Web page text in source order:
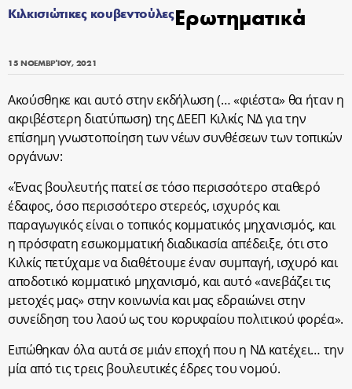
Κιλκισιώτικες κουβεντούλεςΕρωτηματικά
15 ΝΟΕΜΒΡΊΟΥ, 2021
Ακούσθηκε και αυτό στην εκδήλωση (… «φιέστα» θα ήταν η
ακριβέστερη διατύπωση) της ΔΕΕΠ Κιλκίς ΝΔ για την
επίσημη γνωστοποίηση των νέων συνθέσεων των τοπικών
οργάνων:
«Ένας βουλευτής πατεί σε τόσο περισσότερο σταθερό
έδαφος, όσο περισσότερο στερεός, ισχυρός και
παραγωγικός είναι ο τοπικός κομματικός μηχανισμός, και
η πρόσφατη εσωκομματική διαδικασία απέδειξε, ότι στο
Κιλκίς πετύχαμε να διαθέτουμε έναν συμπαγή, ισχυρό και
αποδοτικό κομματικό μηχανισμό, και αυτό «ανεβάζει τις
μετοχές μας» στην κοινωνία και μας εδραιώνει στην
συνείδηση του λαού ως του κορυφαίου πολιτικού φορέα».
Ειπώθηκαν όλα αυτά σε μιάν εποχή που η ΝΔ κατέχει… την
μία από τις τρεις βουλευτικές έδρες του νομού.